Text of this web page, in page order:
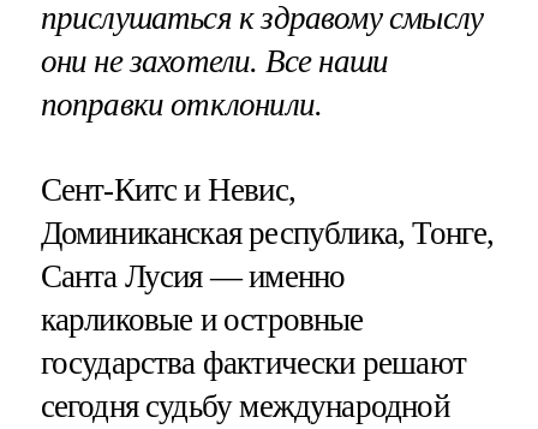
прислушаться к здравому смыслу
они не захотели. Все наши
поправки отклонили.
Сент-Китс и Невис,
Доминиканская республика, Тонге,
Санта Лусия — именно
карликовые и островные
государства фактически решают
сегодня судьбу международной